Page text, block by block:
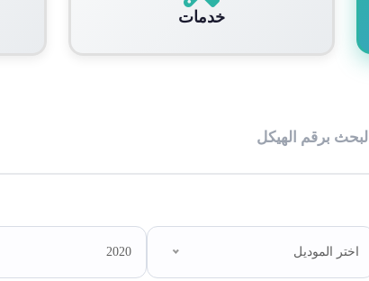
خدمات
البحث برقم الهيكل
اختر الموديل 2020